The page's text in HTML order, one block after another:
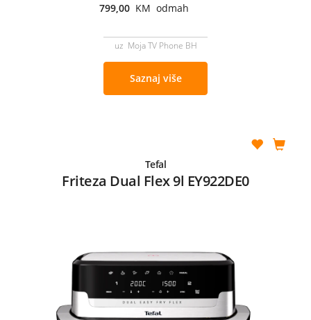
799,00 KM odmah
uz Moja TV Phone BH
Saznaj više
Tefal
Friteza Dual Flex 9l EY922DE0